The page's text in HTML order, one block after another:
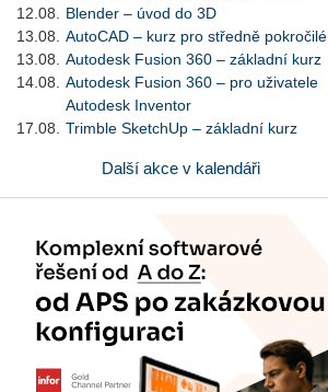
12.08.
Blender – úvod do 3D
13.08.
AutoCAD – kurz pro středně pokročilé
13.08.
Autodesk Fusion 360 – základní kurz
14.08.
Autodesk Fusion 360 – pro uživatele
Autodesk Inventor
17.08.
Trimble SketchUp – základní kurz
Další akce v kalendáři